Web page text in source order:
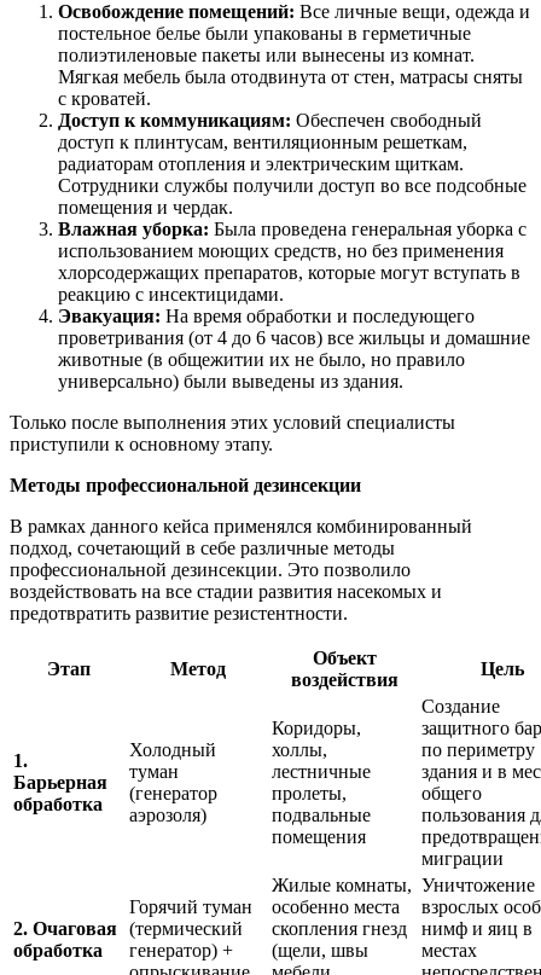
Освобождение помещений: Все личные вещи, одежда и
постельное белье были упакованы в герметичные
полиэтиленовые пакеты или вынесены из комнат.
Мягкая мебель была отодвинута от стен, матрасы сняты
с кроватей.
Доступ к коммуникациям: Обеспечен свободный
доступ к плинтусам, вентиляционным решеткам,
радиаторам отопления и электрическим щиткам.
Сотрудники службы получили доступ во все подсобные
помещения и чердак.
Влажная уборка: Была проведена генеральная уборка с
использованием моющих средств, но без применения
хлорсодержащих препаратов, которые могут вступать в
реакцию с инсектицидами.
Эвакуация: На время обработки и последующего
проветривания (от 4 до 6 часов) все жильцы и домашние
животные (в общежитии их не было, но правило
универсально) были выведены из здания.
Только после выполнения этих условий специалисты
приступили к основному этапу.
Методы профессиональной дезинсекции
В рамках данного кейса применялся комбинированный
подход, сочетающий в себе различные методы
профессиональной дезинсекции. Это позволило
воздействовать на все стадии развития насекомых и
предотвратить развитие резистентности.
Этап Метод
Объект
воздействия
Цель
1.
Барьерная
обработка
Холодный
туман
(генератор
аэрозоля)
Коридоры,
холлы,
лестничные
пролеты,
подвальные
помещения
Создание
защитного
по периметру
здания и в
общего
пользования
миграции
2. Очаговая
обработка
Горячий туман
(термический
генератор) +
Жилые комнаты,
особенно места
скопления гнезд
(щели, швы
Уничтожение
взрослых
нимф и яиц в
местах